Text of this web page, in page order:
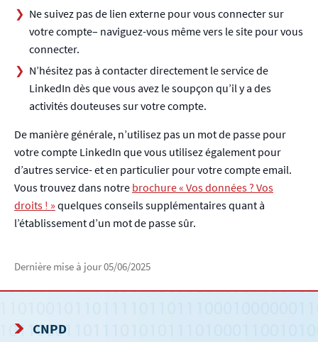
Ne suivez pas de lien externe pour vous connecter sur
votre compte– naviguez-vous même vers le site pour vous
connecter.
N’hésitez pas à contacter directement le service de
LinkedIn dès que vous avez le soupçon qu’il y a des
activités douteuses sur votre compte.
De manière générale, n’utilisez pas un mot de passe pour
votre compte LinkedIn que vous utilisez également pour
d’autres service- et en particulier pour votre compte email.
Vous trouvez dans notre brochure « Vos données ? Vos
droits ! » quelques conseils supplémentaires quant à
l’établissement d’un mot de passe sûr.
Dernière mise à jour05/06/2025
CNPD